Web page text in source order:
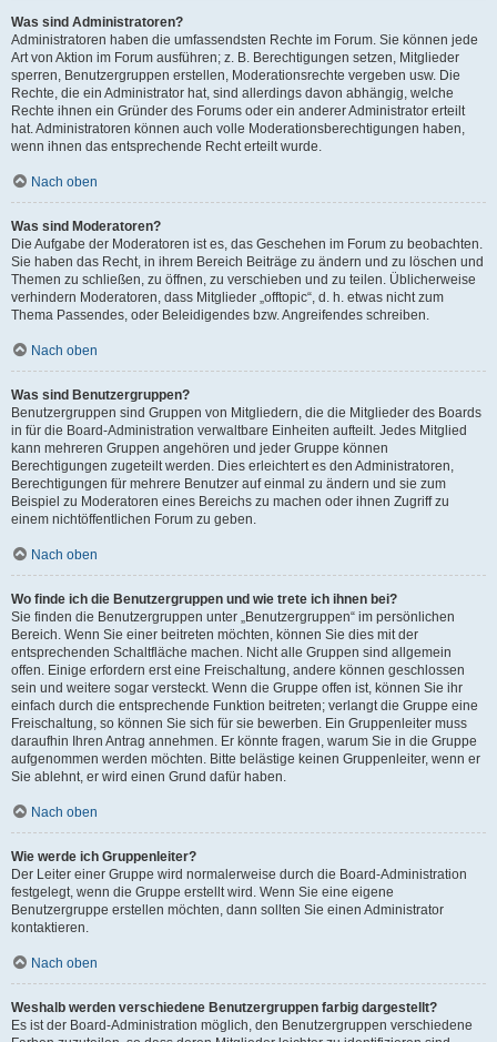
Was sind Administratoren?
Administratoren haben die umfassendsten Rechte im Forum. Sie können jede
Art von Aktion im Forum ausführen; z. B. Berechtigungen setzen, Mitglieder
sperren, Benutzergruppen erstellen, Moderationsrechte vergeben usw. Die
Rechte, die ein Administrator hat, sind allerdings davon abhängig, welche
Rechte ihnen ein Gründer des Forums oder ein anderer Administrator erteilt
hat. Administratoren können auch volle Moderationsberechtigungen haben,
wenn ihnen das entsprechende Recht erteilt wurde.
Nach oben
Was sind Moderatoren?
Die Aufgabe der Moderatoren ist es, das Geschehen im Forum zu beobachten.
Sie haben das Recht, in ihrem Bereich Beiträge zu ändern und zu löschen und
Themen zu schließen, zu öffnen, zu verschieben und zu teilen. Üblicherweise
verhindern Moderatoren, dass Mitglieder „offtopic“, d. h. etwas nicht zum
Thema Passendes, oder Beleidigendes bzw. Angreifendes schreiben.
Nach oben
Was sind Benutzergruppen?
Benutzergruppen sind Gruppen von Mitgliedern, die die Mitglieder des Boards
in für die Board-Administration verwaltbare Einheiten aufteilt. Jedes Mitglied
kann mehreren Gruppen angehören und jeder Gruppe können
Berechtigungen zugeteilt werden. Dies erleichtert es den Administratoren,
Berechtigungen für mehrere Benutzer auf einmal zu ändern und sie zum
Beispiel zu Moderatoren eines Bereichs zu machen oder ihnen Zugriff zu
einem nichtöffentlichen Forum zu geben.
Nach oben
Wo finde ich die Benutzergruppen und wie trete ich ihnen bei?
Sie finden die Benutzergruppen unter „Benutzergruppen“ im persönlichen
Bereich. Wenn Sie einer beitreten möchten, können Sie dies mit der
entsprechenden Schaltfläche machen. Nicht alle Gruppen sind allgemein
offen. Einige erfordern erst eine Freischaltung, andere können geschlossen
sein und weitere sogar versteckt. Wenn die Gruppe offen ist, können Sie ihr
einfach durch die entsprechende Funktion beitreten; verlangt die Gruppe eine
Freischaltung, so können Sie sich für sie bewerben. Ein Gruppenleiter muss
daraufhin Ihren Antrag annehmen. Er könnte fragen, warum Sie in die Gruppe
aufgenommen werden möchten. Bitte belästige keinen Gruppenleiter, wenn er
Sie ablehnt, er wird einen Grund dafür haben.
Nach oben
Wie werde ich Gruppenleiter?
Der Leiter einer Gruppe wird normalerweise durch die Board-Administration
festgelegt, wenn die Gruppe erstellt wird. Wenn Sie eine eigene
Benutzergruppe erstellen möchten, dann sollten Sie einen Administrator
kontaktieren.
Nach oben
Weshalb werden verschiedene Benutzergruppen farbig dargestellt?
Es ist der Board-Administration möglich, den Benutzergruppen verschiedene